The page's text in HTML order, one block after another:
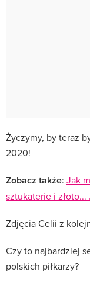
Życzymy, by teraz
2020!
Zobacz także: Jak
sztukaterie i
Zdjęcia Celii z
Czy to najbardziej
polskich piłkarzy?